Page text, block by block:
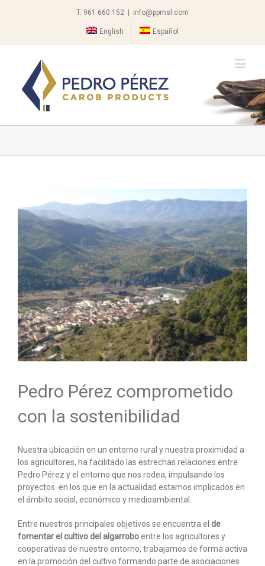
T. 961 660 152 info@ppmsl.com
English Español
Pedro Pérez comprometido
con la sostenibilidad
Nuestra ubicación en un entorno rural y nuestra proximidad a
los agricultores, ha facilitado las estrechas relaciones entre
Pedro Pérez y el entorno que nos rodea, impulsando los
proyectos en los que en la actualidad estamos implicados en
el ámbito social, económico y medioambiental.
Entre nuestros principales objetivos se encuentra el de
fomentar el cultivo del algarroboentre los agricultores y
cooperativas de nuestro entorno, trabajamos de forma activa
en la promoción del cultivo formando parte de asociaciones